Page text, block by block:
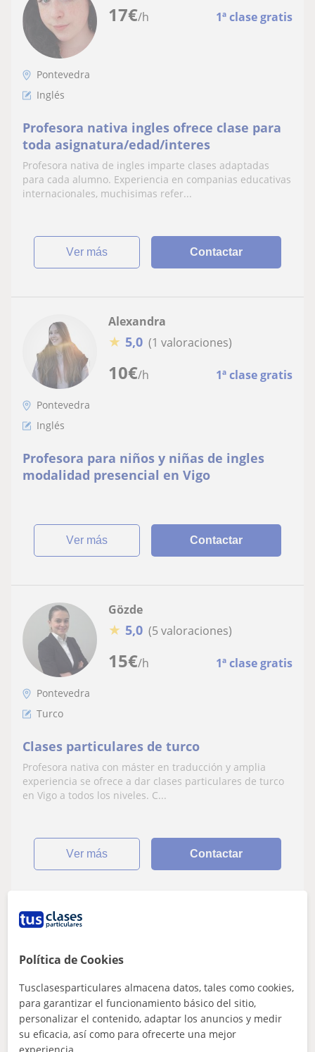
17€/h 1ª clase gratis
Pontevedra
Inglés
Profesora nativa ingles ofrece clase para
toda asignatura/edad/interes
Profesora nativa de ingles imparte clases adaptadas
para cada alumno. Experiencia en companias educativas
internacionales, muchisimas refer...
ver más Contactar
10€/h 1ª clase gratis
Alexandra
★ 5,0 (1 valoraciones)
Pontevedra
Inglés
Profesora para niños y niñas de ingles
modalidad presencial en Vigo
ver más Contactar
15€/h 1ª clase gratis
Gözde
★ 5,0 (5 valoraciones)
Pontevedra
Turco
Clases particulares de turco
Profesora nativa con máster en traducción y amplia
experiencia se ofrece a dar clases particulares de turco
en Vigo a todos los niveles. C...
ver más Contactar
Pontevedra
Inglés
Política de Cookies
Tusclasesparticulares almacena datos, tales como cookies,
para garantizar el funcionamiento básico del sitio,
personalizar el contenido, adaptar los anuncios y medir
su eficacia, así como para ofrecerte una mejor
experiencia.